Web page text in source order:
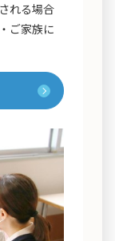
れる場合
ご家族に